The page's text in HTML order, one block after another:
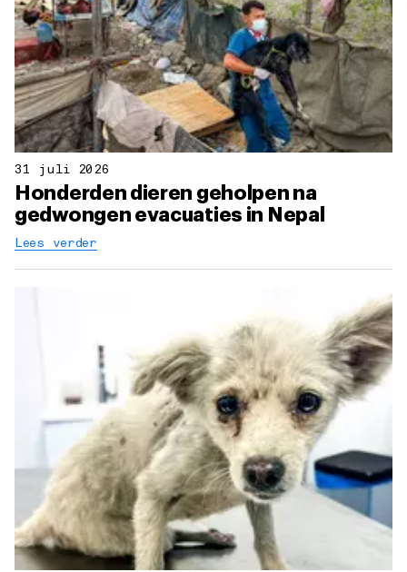
31 juli 2026
Honderden dieren geholpen na
gedwongen evacuaties in Nepal
Lees verder